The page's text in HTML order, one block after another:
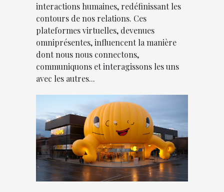
interactions humaines, redéfinissant les
contours de nos relations. Ces
plateformes virtuelles, devenues
omniprésentes, influencent la manière
dont nous nous connectons,
communiquons et interagissons les uns
avec les autres...